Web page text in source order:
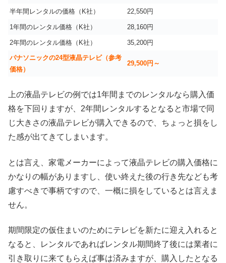
半年間レンタルの価格（K社） 22,550円
1年間のレンタル価格（K社） 28,160円
2年間のレンタル価格（K社）
35,200円
パナソニックの24型液晶テレビ（参考
価格）
29,500円～
上の液晶テレビの例では1年間までのレンタルなら購入価
格を下回りますが、2年間レンタルするとなると市場で同
じ大きさの液晶テレビが購入できるので、ちょっと損をし
た感が出てきてしまいます。
とは言え、家電メーカーによって液晶テレビの購入価格に
かなりの幅がありますし、使い終えた後の行き先なども考
慮すべきで事柄ですので、一概に損をしているとは言えま
せん。
期間限定の仮住まいのためにテレビを新たに迎え入れると
なると、レンタルであればレンタル期間終了後には業者に
引き取りに来てもらえば事は済みますが、購入したとなる